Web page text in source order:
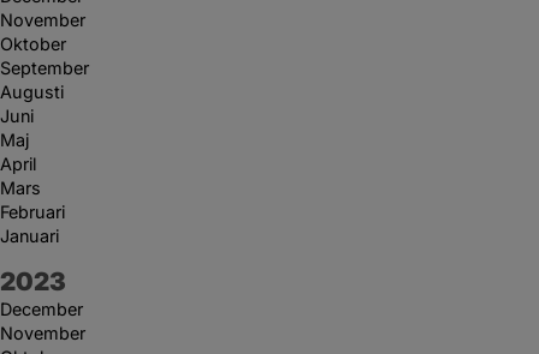
November
Oktober
September
Augusti
Juni
Maj
April
Mars
Februari
Januari
År:
2023
December
November